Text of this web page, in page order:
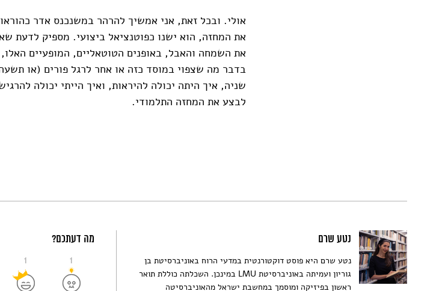
אולי. ובכל זאת, אני אמשיך להרהר במשנכנס אדר
את המחזה, הוא ישנו כפוטנציאל ביצועי. מספיק לדעת
את השמחה והאבל, באופנים הטוטאליים, המופעיים
בדבר מה שצפוי במוסד כזה או אחר לרגל פורים (או
שניה, איך היתה יכולה להיראות, ואיך הייתי יכולה
לבצע את המחזה התלמודי.
נטע שרם
נטע שרם היא פוסט דוקטורנטית במדעי הרוח באוניברסיטת בן
גוריון ועמיתה באוניברסיטת LMU במינכן. השכלתה כוללת תואר
ראשון בפיזיקה ומוסמך במחשבת ישראל מהאוניברסיטה
מה דעתכם?
1 1